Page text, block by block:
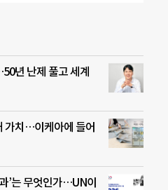
년 난제 풀고 세계
가치…이케아에 들어
’는 무엇인가…UN이